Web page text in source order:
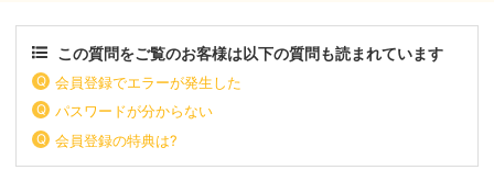
この質問をご覧のお客様は以下の質問も読まれています
会員登録でエラーが発生した
パスワードが分からない
会員登録の特典は?